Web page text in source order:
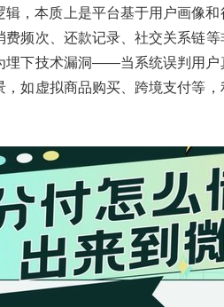
，本质上是平台基于用户画像
频次、还款记录、社交关系链
埋下技术漏洞——当系统误判用户
如虚拟商品购买、跨境支付等